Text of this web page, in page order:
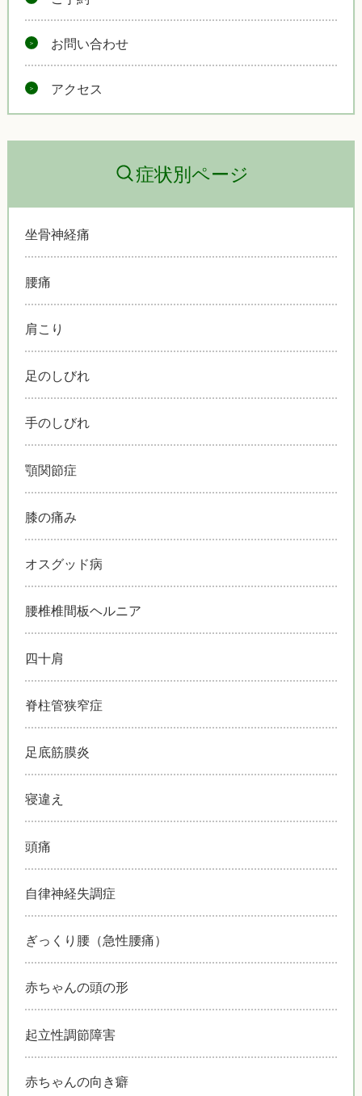
お問い合わせ
アクセス
症状別ページ
坐骨神経痛
腰痛
肩こり
足のしびれ
手のしびれ
顎関節症
膝の痛み
オスグッド病
腰椎椎間板ヘルニア
四十肩
脊柱管狭窄症
足底筋膜炎
寝違え
頭痛
自律神経失調症
ぎっくり腰（急性腰痛）
赤ちゃんの頭の形
起立性調節障害
赤ちゃんの向き癖